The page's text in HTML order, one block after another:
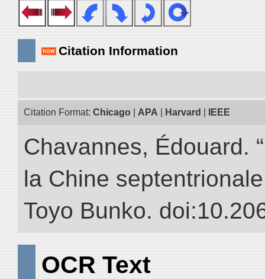
Citation Information
Citation Format: Chicago APA Harvard IEEE
Chavannes, Édouard.
la Chine
Toyo Bunko.
OCR Text